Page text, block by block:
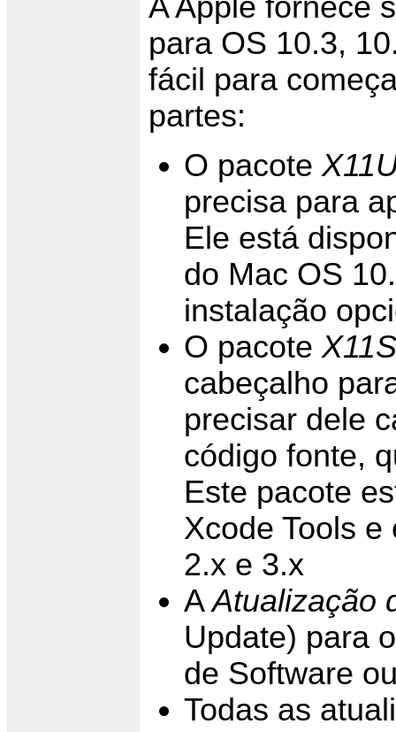
A Apple fornece
para OS 10.3,
fácil para
partes:
O pacote
precisa para
Ele está
do Mac OS
instalação
O pacote
cabeçalho
precisar dele
código fonte,
Este pacote
Xcode Tools
2.x e 3.x
AAtualização
Update) para
de Software
Todas as